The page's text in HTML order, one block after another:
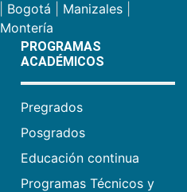
Bogotá Manizales
Montería
PROGRAMAS
ACADÉMICOS
Pregrados
Posgrados
Educación continua
Programas Técnicos y